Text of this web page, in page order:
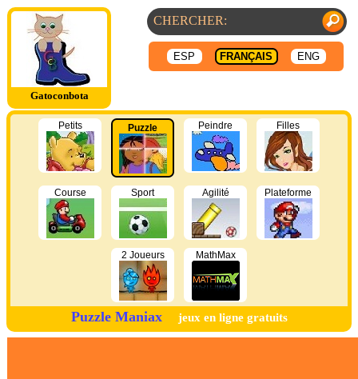
Gatoconbota
ESP FRANÇAIS ENG
Petits Puzzle Peindre Filles
Course Sport Agilité Plateforme
2 Joueurs MathMax
Puzzle Maniax jeux en ligne gratuits